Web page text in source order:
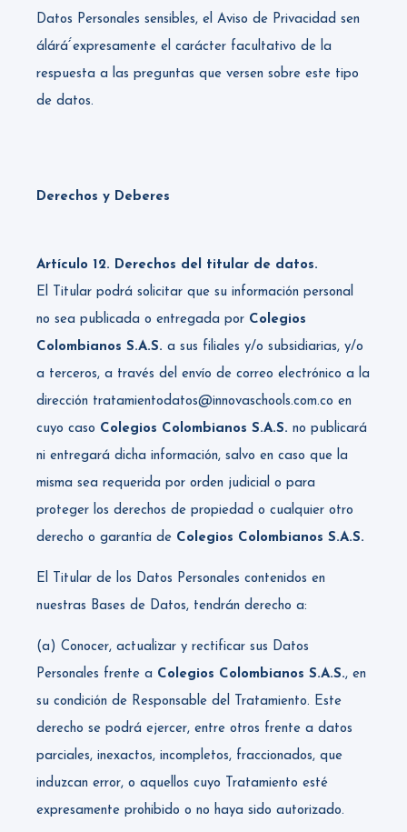
Datos Personales sensibles, el Aviso de Privacidad sen
álárá́́ expresamente el carácter facultativo de la
respuesta a las preguntas que versen sobre este tipo
de datos.
Derechos y Deberes
Artículo 12. Derechos del titular de datos.
El Titular podrá solicitar que su información personal
no sea publicada o entregada por Colegios
Colombianos S.A.S. a sus filiales y/o subsidiarias, y/o
a terceros, a través del envío de correo electrónico a la
dirección tratamientodatos@innovaschools.com.co en
cuyo caso Colegios Colombianos S.A.S. no publicará
ni entregará dicha información, salvo en caso que la
misma sea requerida por orden judicial o para
proteger los derechos de propiedad o cualquier otro
derecho o garantía de Colegios Colombianos S.A.S.
El Titular de los Datos Personales contenidos en
nuestras Bases de Datos, tendrán derecho a:
(a) Conocer, actualizar y rectificar sus Datos
Personales frente a Colegios Colombianos S.A.S., en
su condición de Responsable del Tratamiento. Este
derecho se podrá ejercer, entre otros frente a datos
parciales, inexactos, incompletos, fraccionados, que
induzcan error, o aquellos cuyo Tratamiento esté
expresamente prohibido o no haya sido autorizado.